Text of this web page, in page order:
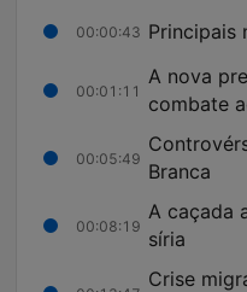
00:00:43 Principais
00:01:11
A nova
combate
00:05:49
Branca
00:08:19
A caçada
síria
Crise